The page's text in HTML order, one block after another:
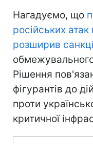
Нагадуємо, що
російських
розширив
Рішення
фігурантів до
проти
критичної